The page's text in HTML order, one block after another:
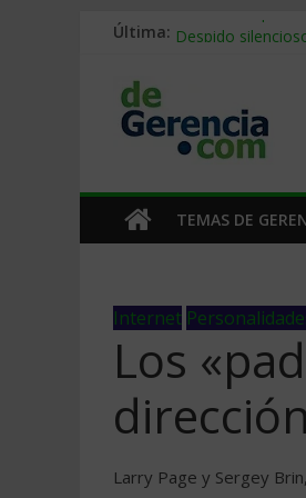
Última: Stablecoins para
Trabajo forzoso
Mercado hispano
TEMAS DE
Internet
Los
Larry Page y Sergey